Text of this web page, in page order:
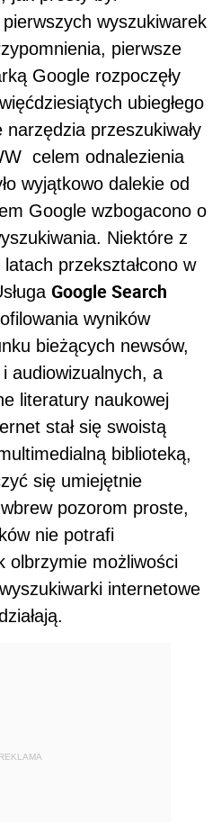
wyszukiwarek
pierwsze
Google rozpoczęły
ubiegłego
przeszukiwały
celem odnalezienia
wyjątkowo dalekie od
Google wzbogacono o
Niektóre z
przekształcono w
Google Search
wyników
bieżących newsów,
audiowizualnych, a
literatury naukowej
stał się swoistą
biblioteką,
się umiejętnie
pozorom proste,
nie potrafi
olbrzymie możliwości
internetowe
REKLAMA